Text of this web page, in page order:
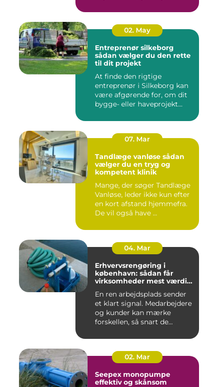
02. May
Entreprenør silkeborg
sådan vælger du den rette
til dit projekt
At finde den rigtige
entreprenør i Silkeborg kan
være afgørende for, om dit
bygge- eller haveprojekt...
07. Mar
Tandlæge vanløse sådan
vælger du en tryg og
kompetent klinik
Mange, der søger Tandlæge
Vanløse, leder ikke kun efter
en kort afstand hjemmefra.
De vil også have ...
04. Mar
Erhvervsrengøring i
københavn: sådan får
virksomheder mest værdi
En ren arbejdsplads sender
et klart signal. Medarbejdere
og kunder kan mærke
forskellen, så snart de...
02. Mar
Seepex monopumpe
effektiv og skånsom